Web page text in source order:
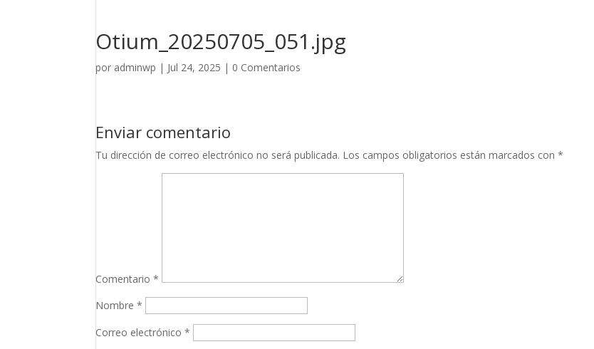
Otium_20250705_051.jpg
por adminwp | Jul 24, 2025 | 0 Comentarios
Enviar comentario
Tu dirección de correo electrónico no será publicada. Los campos obligatorios están marcados con*
Comentario*
Nombre*
Correo electrónico*